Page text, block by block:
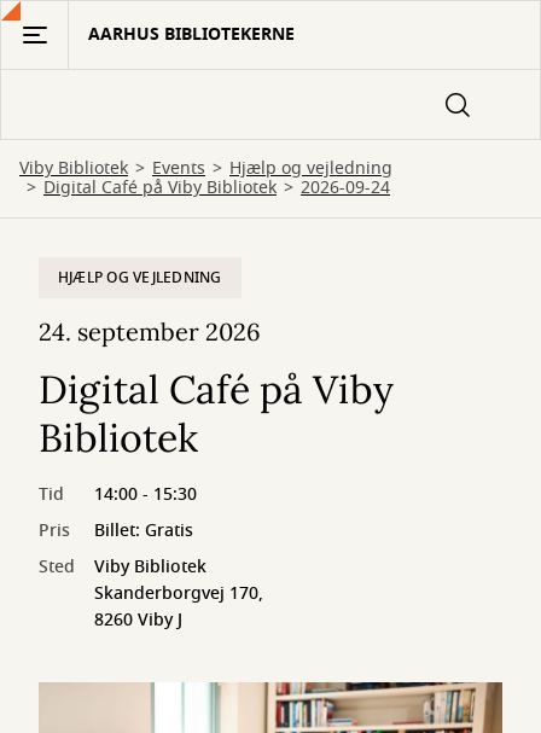
Gå
hovedindhold
AARHUS BIBLIOTEKERNE
Viby Bibliotek Events Hjælp og vejledning
Digital Café på Viby Bibliotek 2026-09-24
HJÆLP OG VEJLEDNING
24. september 2026
Digital Café på Viby
Bibliotek
Tid
14:00 - 15:30
Pris
Billet: Gratis
Sted
Viby Bibliotek
Skanderborgvej 170,
8260 Viby J